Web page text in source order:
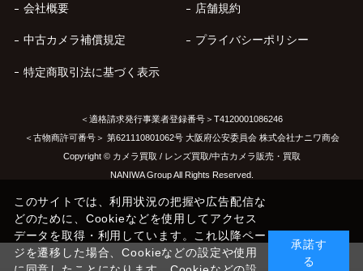
会社概要 店舗規約
中古カメラ補償規定 プライバシーポリシー
特定商取引法に基づく表示
＜適格請求発行事業者登録番号＞T4120001086246
＜古物商許可番号＞ 第621110801062号 大阪府公安委員会 株式会社ナニワ商会
Copyright © カメラ買取 / レンズ買取/中古カメラ販売・買取
NANIWA Group All Rights Reserved.
このサイトでは、利用状況の把握や広告配信な
どのために、Cookieなどを使用してアクセス
データを取得・利用しています。これ以降ペー
ジを遷移した場合、Cookieなどの設定や使用
承諾す
る